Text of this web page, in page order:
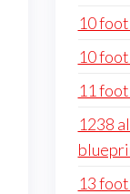
10
10
11
1238
13